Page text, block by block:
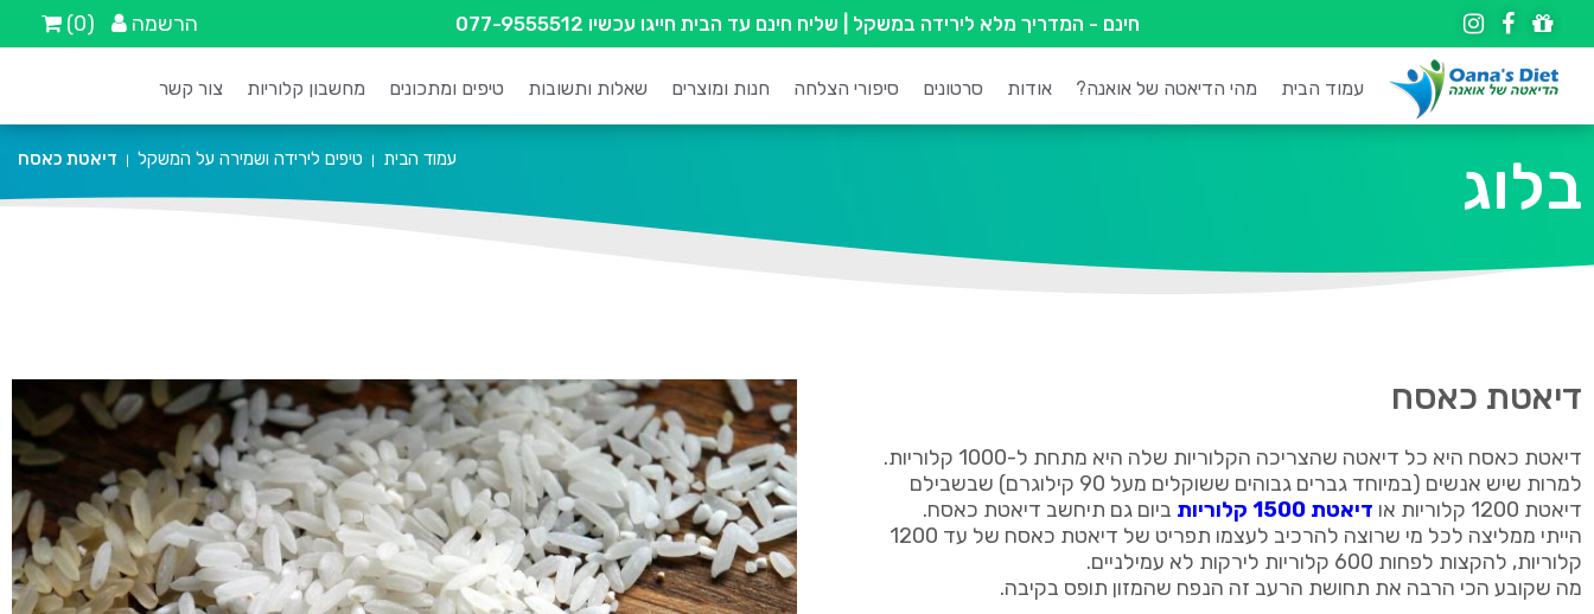
חינם - המדריך מלא לירידה במשקל | שליח חינם עד הבית חייגו עכשיו 077-9555512 הרשמה (0)
עמוד הבית מהי הדיאטה של אואנה? אודות סרטונים סיפורי הצלחה חנות ומוצרים שאלות ותשובות טיפים ומתכונים מחשבון קלוריות צור קשר
בלוג עמוד הבית טיפים לירידה ושמירה על המשקל דיאטת כאסח
דיאטת כאסח
דיאטת כאסח היא כל דיאטה שהצריכה הקלוריות שלה היא מתחת ל-1000 קלוריות.
למרות שיש אנשים (במיוחד גברים גבוהים ששוקלים מעל 90 קילוגרם) שבשבילם
דיאטת 1200 קלוריות או
דיאטת 1500 קלוריות
ביום גם תיחשב דיאטת כאסח.
הייתי ממליצה לכל מי שרוצה להרכיב לעצמו תפריט של דיאטת כאסח של עד 1200
קלוריות, להקצות לפחות 600 קלוריות לירקות לא עמילניים.
מה שקובע הכי הרבה את תחושת הרעב זה הנפח שהמזון תופס בקיבה.